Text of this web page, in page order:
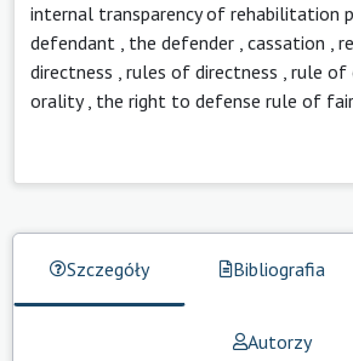
internal transparency of rehabilitation
defendant
the defender cassation
directness rules of directness rule of
orality, the right to defense rule of
Szczegóły Bibliografia
Autorzy